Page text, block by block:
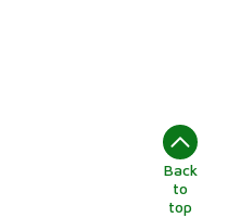
Back
to
top